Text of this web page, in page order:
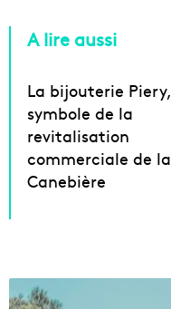
A lire aussi
La bijouterie Piery,
symbole de la
revitalisation
commerciale de la
Canebière